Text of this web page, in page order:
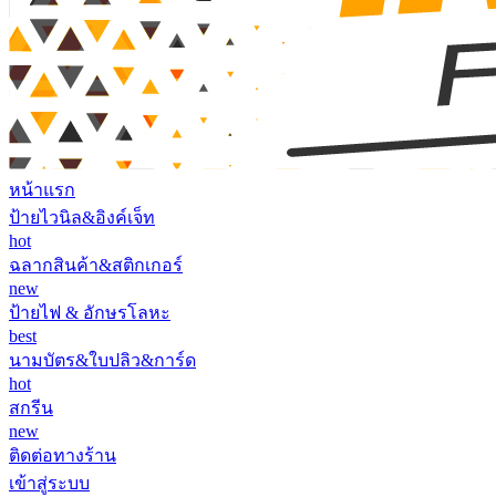
หน้าแรก
ป้ายไวนิล&อิงค์เจ็ท
hot
ฉลากสินค้า&สติกเกอร์
new
ป้ายไฟ & อักษรโลหะ
best
นามบัตร&ใบปลิว&การ์ด
hot
สกรีน
new
ติดต่อทางร้าน
เข้าสู่ระบบ